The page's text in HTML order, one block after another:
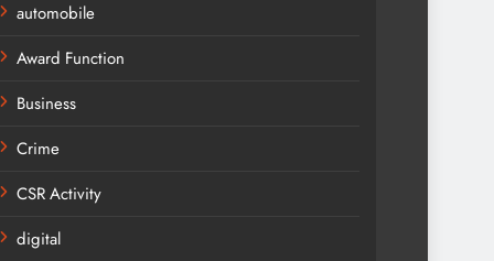
automobile
Award Function
Business
Crime
CSR Activity
digital